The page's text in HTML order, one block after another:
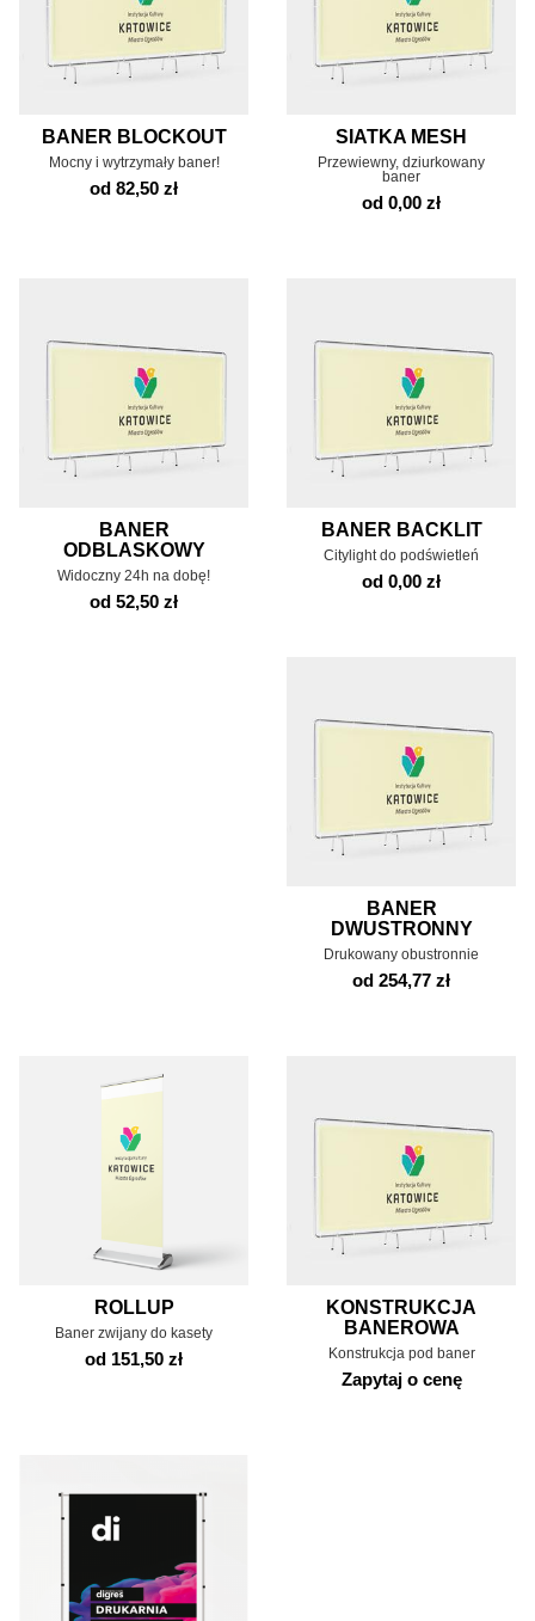
BANER BLOCKOUT
Mocny i wytrzymały baner!
od 82,50 zł
SIATKA MESH
Przewiewny, dziurkowany
baner
od 0,00 zł
BANER
ODBLASKOWY
Widoczny 24h na dobę!
od 52,50 zł
BANER BACKLIT
Citylight do podświetleń
od 0,00 zł
BANER
DWUSTRONNY
Drukowany obustronnie
od 254,77 zł
ROLLUP
Baner zwijany do kasety
od 151,50 zł
KONSTRUKCJA
BANEROWA
Konstrukcja pod baner
Zapytaj o cenę